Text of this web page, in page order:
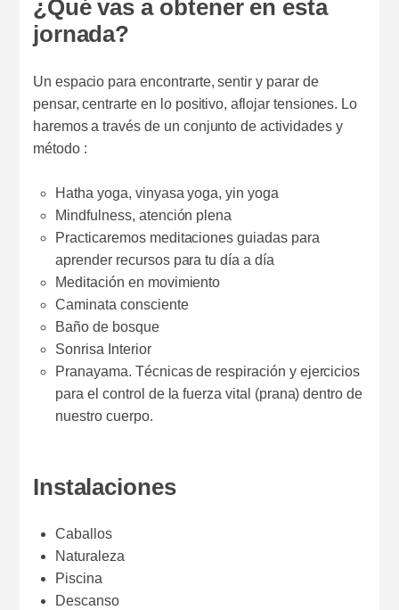
¿Qué vas a obtener en esta
jornada?
Un espacio para encontrarte, sentir y parar de
pensar, centrarte en lo positivo, aflojar tensiones. Lo
haremos a través de un conjunto de actividades y
método :
Hatha yoga, vinyasa yoga, yin yoga
Mindfulness, atención plena
Practicaremos meditaciones guiadas para
aprender recursos para tu día a día
Meditación en movimiento
Caminata consciente
Baño de bosque
Sonrisa Interior
Pranayama. Técnicas de respiración y ejercicios
para el control de la fuerza vital (prana) dentro de
nuestro cuerpo.
Instalaciones
Caballos
Naturaleza
Piscina
Descanso